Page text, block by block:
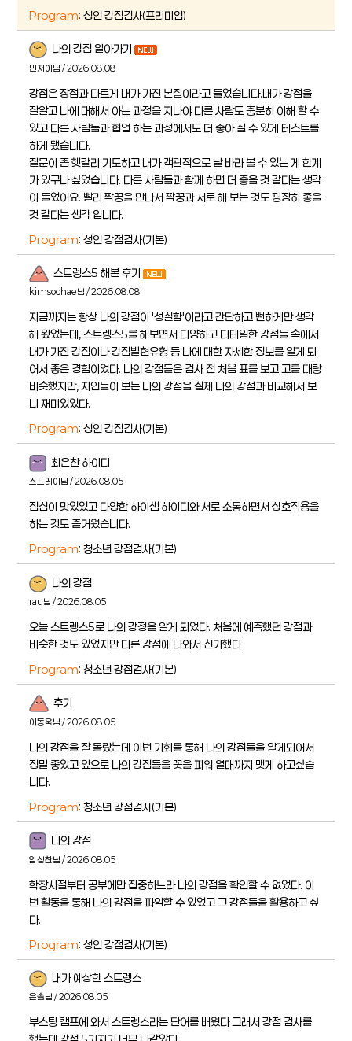
Program: 성인 강점검사(프리미엄)
나의 강점 알아가기
민저이님 / 2026.08.08
강점은 장점과 다르게 내가 가진 본질이라고 들었습니다.내가 강점을
잘알고 나에 대해서 아는 과정을 지나야 다른 사람도 충분히 이해 할 수
있고 다른 사람들과 협업 하는 과정에서도 더 좋아 질 수 있게 테스트를
하게 됐습니다.
질문이 좀 헷갈리 기도하고 내가 객관적으로 날 바라 볼 수 있는 게 한계
가 있구나 싶었습니다. 다른 사람들과 함께 하면 더 좋을 것 같다는 생각
이 들었어요. 빨리 짝꿍을 만나서 짝꿍과 서로 해 보는 것도 굉장히 좋을
것 같다는 생각 입니다.
Program: 성인 강점검사(기본)
스트렝스5 해본 후기
kimsochae님 / 2026.08.08
지금까지는 항상 나의 강점이 '성실함'이라고 간단하고 뻔하게만 생각
해 왔었는데, 스트렝스5를 해보면서 다양하고 디테일한 강점들 속에서
내가 가진 강점이나 강점발현유형 등 나에 대한 자세한 정보를 알게 되
어서 좋은 경험이었다. 나의 강점들은 검사 전 처음 표를 보고 고를 때랑
비슷했지만, 지인들이 보는 나의 강점을 실제 나의 강점과 비교해서 보
니 재미있었다.
Program: 성인 강점검사(기본)
최은찬 하이디
스프레이님 / 2026.08.05
점심이 맛있었고 다양한 하이샘 하이디와 서로 소통하면서 상호작용을
하는 것도 즐거웠습니다.
Program: 청소년 강점검사(기본)
나의 강점
rau님 / 2026.08.05
오늘 스트렝스5로 나의 강정을 알게 되었다. 처음에 예측했던 강점과
비슷한 것도 있었지만 다른 강점에 나와서 신기했다
Program: 청소년 강점검사(기본)
후기
이동욱님 / 2026.08.05
나의 강점을 잘 몰랐는데 이번 기회를 통해 나의 강점들을 알게되어서
정말 좋았고 앞으로 나의 강점들을 꽃을 피워 열매까지 맺게 하고싶습
니다.
Program: 청소년 강점검사(기본)
나의 강점
임성찬님 / 2026.08.05
학창시절부터 공부에만 집중하느라 나의 강점을 확인할 수 없었다. 이
번 활동을 통해 나의 강점을 파악할 수 있었고 그 강점들을 활용하고 싶
다.
Program: 성인 강점검사(기본)
내가 예상한 스트렝스
은솔님 / 2026.08.05
부스팅 캠프에 와서 스트렝스라는 단어를 배웠다 그래서 강점 검사를